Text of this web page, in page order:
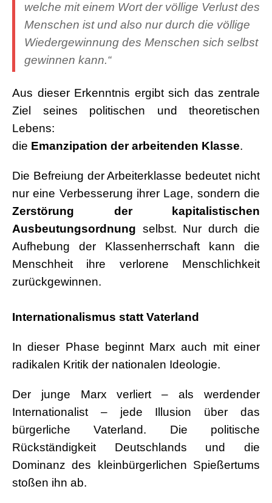
welche mit einem Wort der völlige Verlust des
Menschen ist und also nur durch die völlige
Wiedergewinnung des Menschen sich selbst
gewinnen kann.“
Aus dieser Erkenntnis ergibt sich das zentrale
Ziel seines politischen und theoretischen
Lebens:
die Emanzipation der arbeitenden Klasse.
Die Befreiung der Arbeiterklasse bedeutet nicht
nur eine Verbesserung ihrer Lage, sondern die
Zerstörung der kapitalistischen
Ausbeutungsordnung selbst. Nur durch die
Aufhebung der Klassenherrschaft kann die
Menschheit ihre verlorene Menschlichkeit
zurückgewinnen.
Internationalismus statt Vaterland
In dieser Phase beginnt Marx auch mit einer
radikalen Kritik der nationalen Ideologie.
Der junge Marx verliert – als werdender
Internationalist – jede Illusion über das
bürgerliche Vaterland. Die politische
Rückständigkeit Deutschlands und die
Dominanz des kleinbürgerlichen Spießertums
stoßen ihn ab.